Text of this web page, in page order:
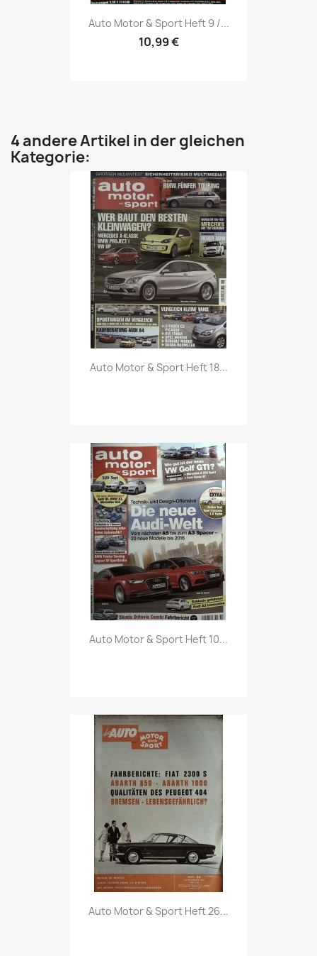
Vorschau
Auto Motor & Sport Heft 9 /...
10,99 €
4 andere Artikel in der gleichen
Kategorie:
Vorschau
Auto Motor & Sport Heft 18...
Vorschau
Auto Motor & Sport Heft 10...
Vorschau
Auto Motor & Sport Heft 26...